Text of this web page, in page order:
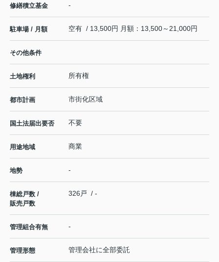
修繕積立基金 -
駐車場 / 月額 空有 / 13,500円 月額：13,500～21,000円
その他条件
土地権利 所有権
都市計画 市街化区域
国土法届出要否 不要
用途地域 商業
地勢 -
棟総戸数 /
販売戸数
326戸 / -
管理組合有無 -
管理形態 管理会社に全部委託